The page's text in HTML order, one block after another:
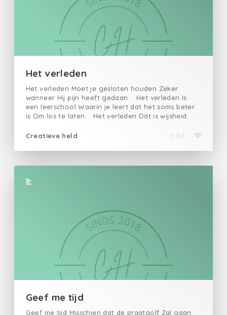
Het verleden
Het verleden Moet je gesloten houden Zeker
wanneer Hij pijn heeft gedaan. Het verleden Is
een leerschool Waarin je leert dat het soms beter
is Om los te laten. Het verleden Dat is wijsheid
jezelf.
Creatieve held 13
Geef me tijd
Geef me tijd Misschien dat de praatgolf Zal gaan